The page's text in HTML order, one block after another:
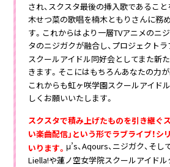
され、スクスタ最後の挿入歌であるこ
木せつ菜の歌唱を楠木ともりさんに務
す。これからはより一層TVアニメのニ
タのニジガクが融合し、プロジェクトラ
スクールアイドル同好会としてまた新
きます。そこにはもちろんあなたの力が
これからも虹ヶ咲学園スクールアイド
しくお願いいたします。
スクスタで積み上げたものを引き継ぐ
い楽曲配信」という形でラブライブ！シ
いります。 μ’s、Aqours、ニジガク、そ
Liella!や蓮ノ空女学院スクールアイドル